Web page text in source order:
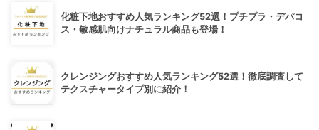
化粧下地おすすめ人気ランキング52選！プチプラ・デパコ
ス・敏感肌向けナチュラル商品も登場！
クレンジングおすすめ人気ランキング52選！徹底調査して
テクスチャータイプ別に紹介！